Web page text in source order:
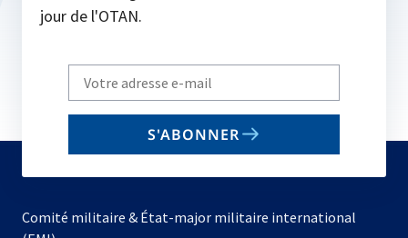
jour de l'OTAN.
Write
your
email
S'ABONNER
Comité militaire & État-major militaire international